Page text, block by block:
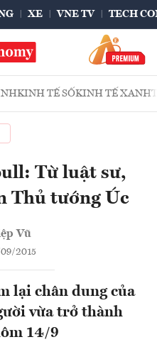
XE VNE TV TECH
KINH TẾ SỐKINH TẾ XANH
Từ luật sư,
Thủ tướng Úc
Vũ
2015
lại chân dung của
vừa trở thành
14/9